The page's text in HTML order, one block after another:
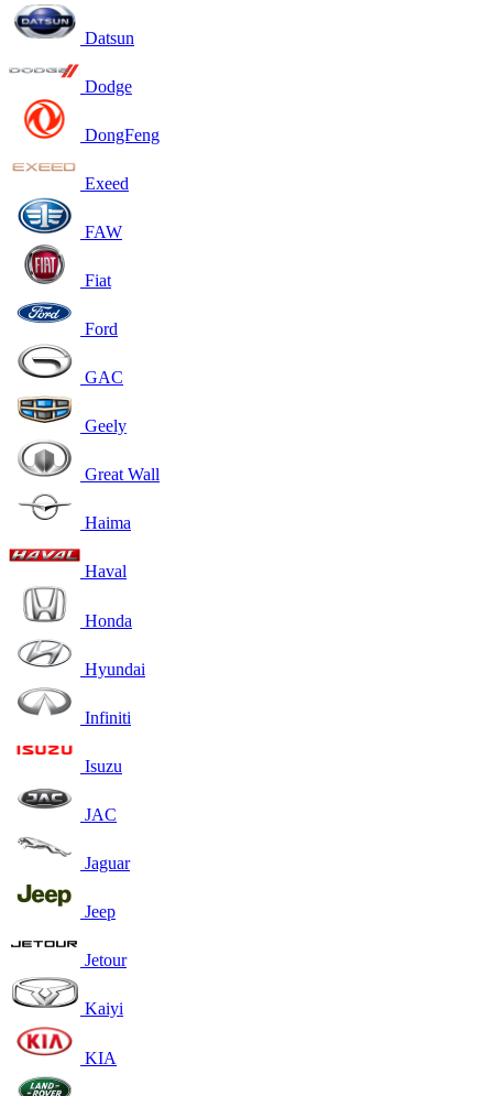
Datsun
Dodge
DongFeng
Exeed
FAW
Fiat
Ford
GAC
Geely
Great Wall
Haima
Haval
Honda
Hyundai
Infiniti
Isuzu
JAC
Jaguar
Jeep
Jetour
Kaiyi
KIA